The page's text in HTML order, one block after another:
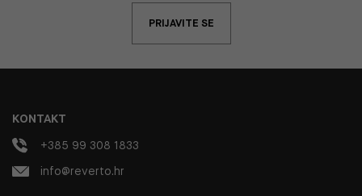
PRIJAVITE SE
KONTAKT
+385 99 308 1833
info@reverto.hr